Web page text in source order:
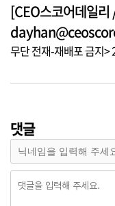
[CEO스코어데일
무단 전재-재배포 금지
댓글